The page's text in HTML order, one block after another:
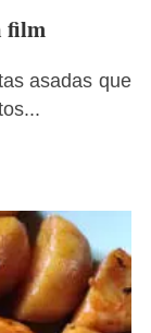
film
asadas que